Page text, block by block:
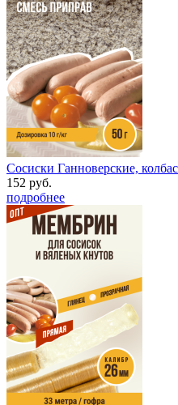
Сосиски Ганноверские,
152 руб.
подробнее